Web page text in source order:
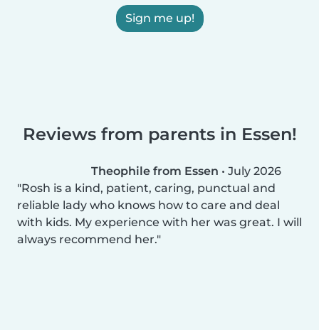
Sign me up!
Reviews from parents in Essen!
Theophile from Essen • July 2026
Rosh is a kind, patient, caring, punctual and
reliable lady who knows how to care and deal
with kids. My experience with her was great. I will
always recommend her.